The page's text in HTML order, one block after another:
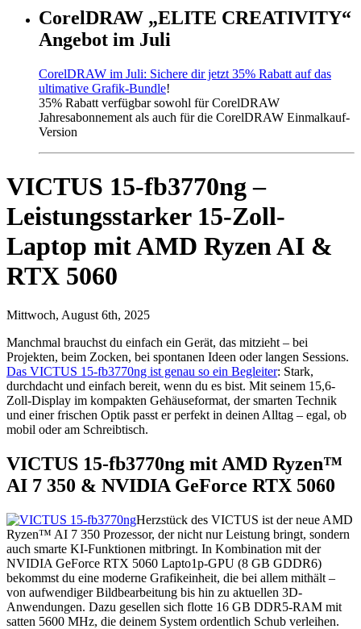
CorelDRAW „ELITE CREATIVITY“
Angebot im Juli
CorelDRAW im Juli: Sichere dir jetzt 35% Rabatt auf das
ultimative Grafik-Bundle!
35% Rabatt verfügbar sowohl für CorelDRAW
Jahresabonnement als auch für die CorelDRAW Einmalkauf-
Version
VICTUS 15-fb3770ng –
Leistungsstarker 15-Zoll-
Laptop mit AMD Ryzen AI &
RTX 5060
Mittwoch, August 6th, 2025
Manchmal brauchst du einfach ein Gerät, das mitzieht – bei
Projekten, beim Zocken, bei spontanen Ideen oder langen Sessions.
Das VICTUS 15-fb3770ng ist genau so ein Begleiter: Stark,
durchdacht und einfach bereit, wenn du es bist. Mit seinem 15,6-
Zoll-Display im kompakten Gehäuseformat, der smarten Technik
und einer frischen Optik passt er perfekt in deinen Alltag – egal, ob
mobil oder am Schreibtisch.
VICTUS 15-fb3770ng mit AMD Ryzen™
AI 7 350 & NVIDIA GeForce RTX 5060
Herzstück des VICTUS ist der neue AMD
Ryzen™ AI 7 350 Prozessor, der nicht nur Leistung bringt, sondern
auch smarte KI-Funktionen mitbringt. In Kombination mit der
NVIDIA GeForce RTX 5060 Lapto1p-GPU (8 GB GDDR6)
bekommst du eine moderne Grafikeinheit, die bei allem mithält –
von aufwendiger Bildbearbeitung bis hin zu aktuellen 3D-
Anwendungen. Dazu gesellen sich flotte 16 GB DDR5-RAM mit
satten 5600 MHz, die deinem System ordentlich Schub verleihen.